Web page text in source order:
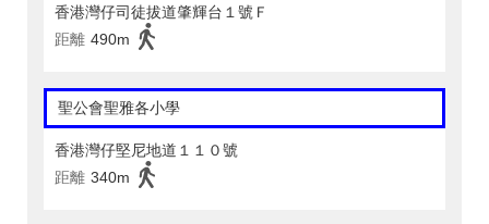
香港灣仔司徒拔道肇輝台１號Ｆ
距離 490m
聖公會聖雅各小學
香港灣仔堅尼地道１１０號
距離 340m